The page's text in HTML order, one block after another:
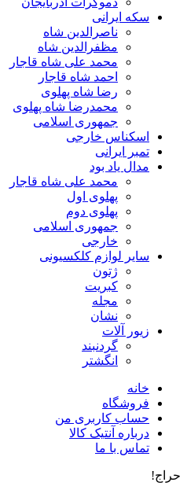
سکه ایرانی
ناصرالدین شاه
مظفرالدین شاه
محمد علی شاه قاجار
احمد شاه قاجار
رضا شاه پهلوی
محمدرضا شاه پهلوی
جمهوری اسلامی
اسکناس خارجی
تمبر ایرانی
مدال یاد بود
محمد علی شاه قاجار
پهلوی اول
پهلوی دوم
جمهوری اسلامی
خارجی
سایر لوازم کلکسیونی
ژتون
کبریت
مجله
نشان
زیور آلات
گردنبند
انگشتر
خانه
فروشگاه
حساب کاربری من
درباره آنتیک کالا
تماس با ما
حراج!